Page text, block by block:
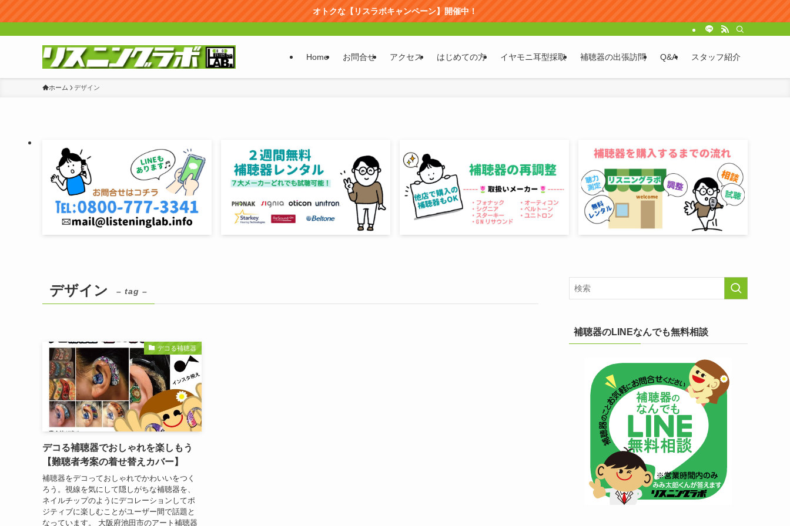
オトクな【リスラボキャンペーン】開催中！
Home お問合せ アクセス はじめての方 イヤモニ耳型採取 補聴器の出張訪問 Q&A スタッフ紹介
ホーム デザイン
デザイン – tag –
デコる補聴器
デコる補聴器でおしゃれを楽しもう
【難聴者考案の着せ替えカバー】
補聴器をデコっておしゃれでかわいいをつく
ろう。視線を気にして隠しがちな補聴器を、
ネイルチップのようにデコレーションしてポ
ジティブに楽しむことがユーザー間で話題と
なっています。 大阪府池田市のアート補聴器
補聴器のLINEなんでも無料相談